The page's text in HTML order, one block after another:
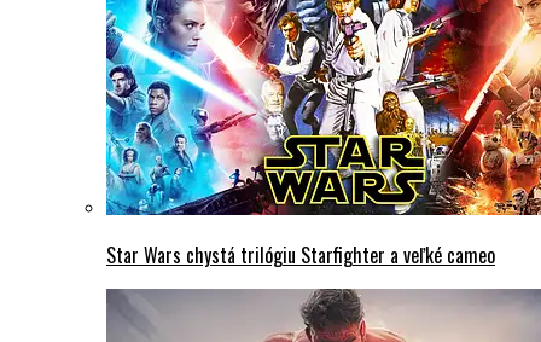
Star Wars chystá trilógiu Starfighter a veľké cameo